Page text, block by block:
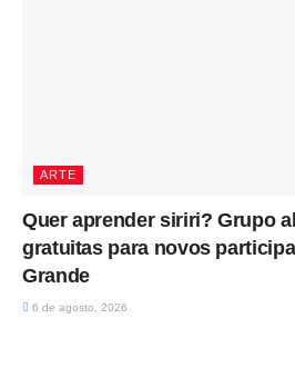
ARTE
Quer aprender siriri? Grupo
gratuitas para novos
Grande
6 de agosto, 2026